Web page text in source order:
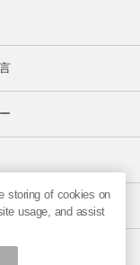
こちら
storing of cookies on
usage, and assist